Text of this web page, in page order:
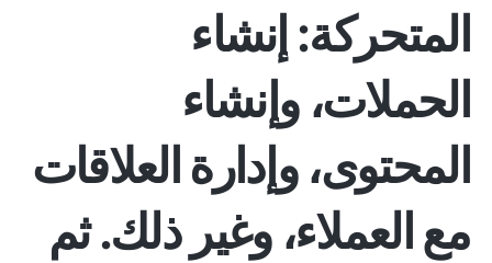
المتحركة: إنشاء
الحملات، وإنشاء
المحتوى، وإدارة العلاقات
مع العملاء، وغير ذلك. ثم